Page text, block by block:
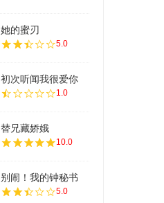
她的蜜刃
5.0
初次听闻我很爱你
1.0
替兄藏娇娥
10.0
别闹！我的钟秘书
5.0